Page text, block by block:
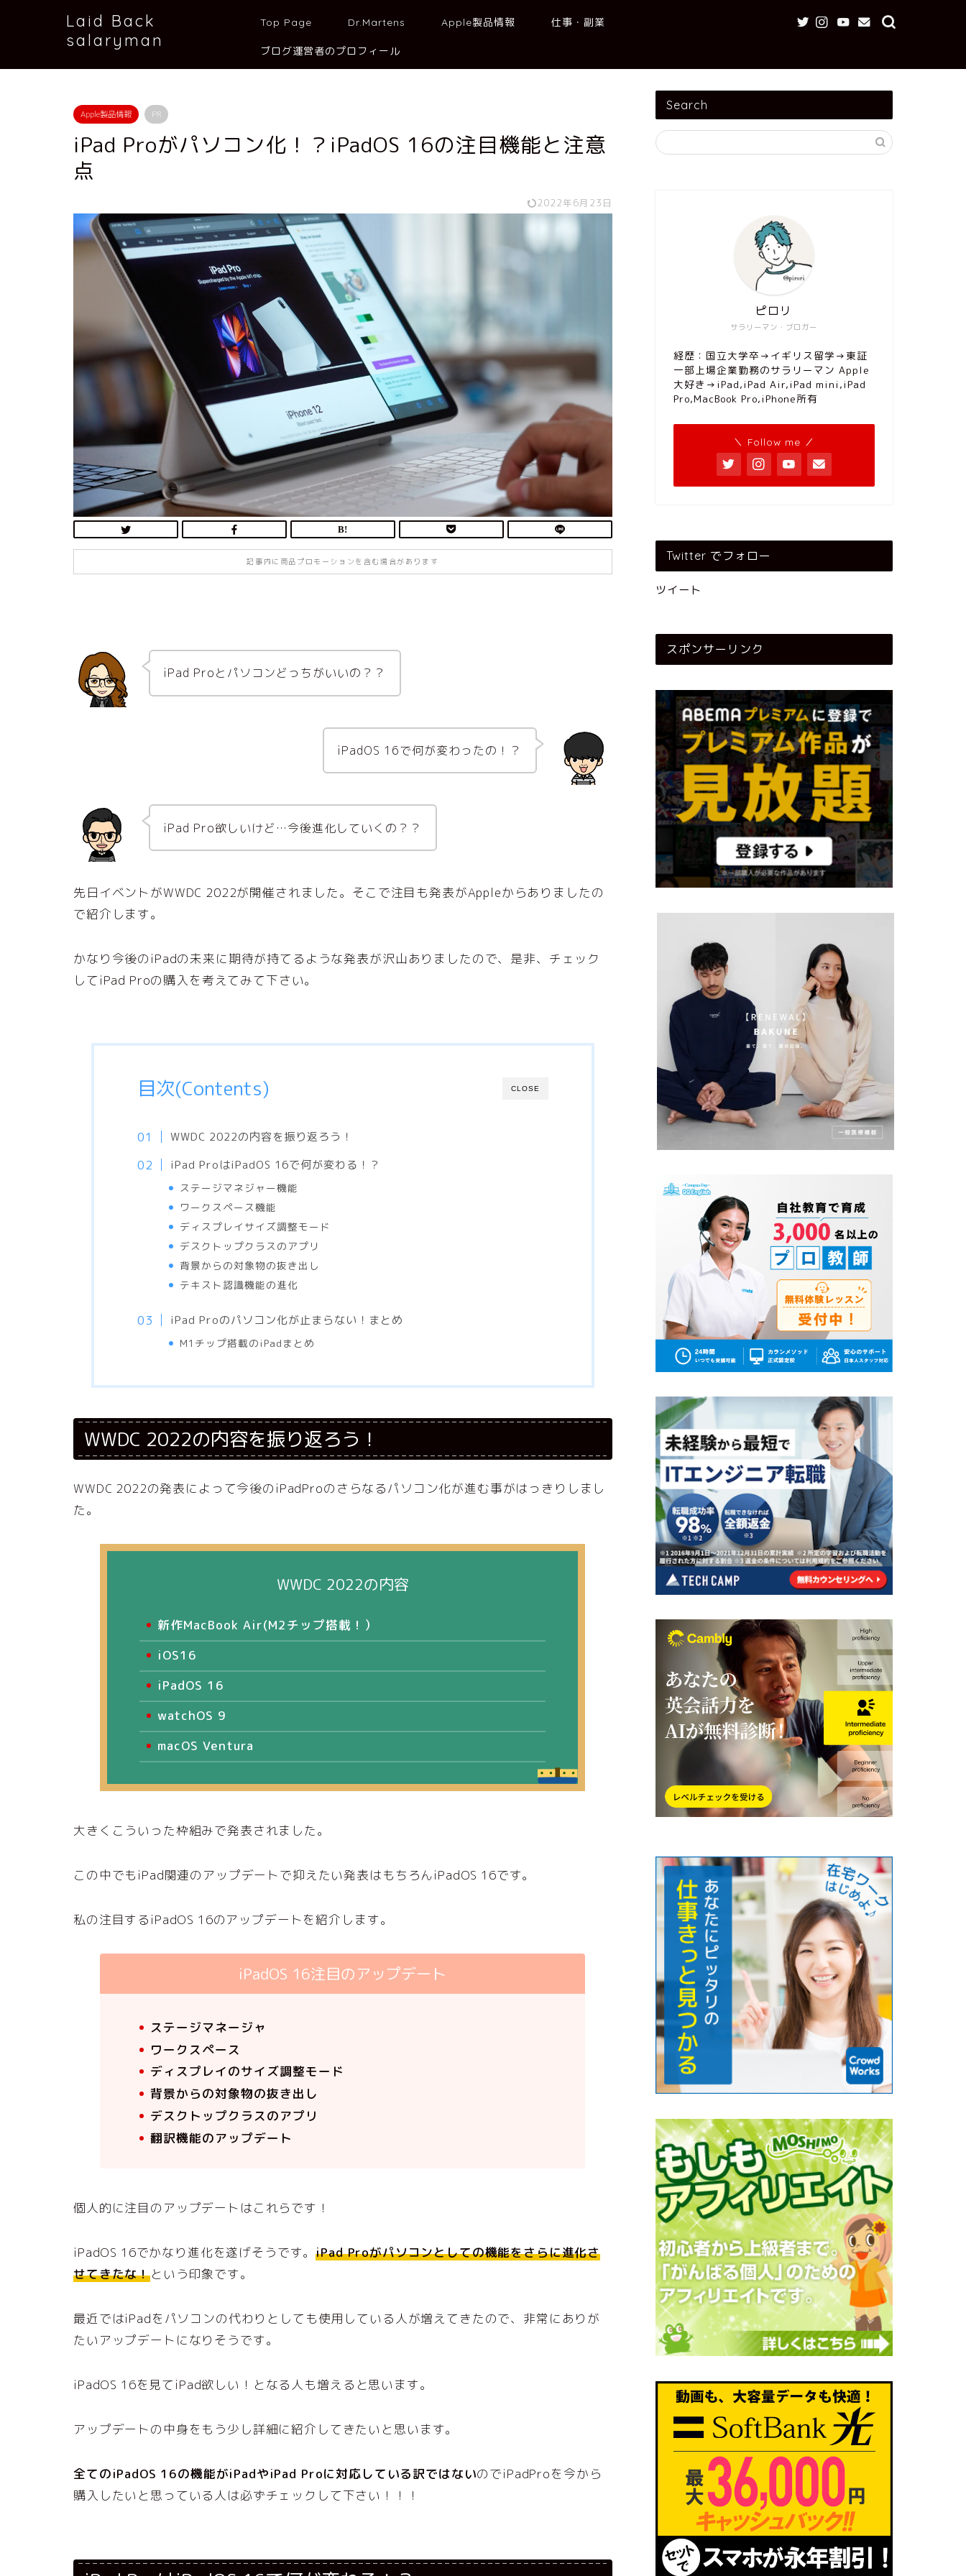
Laid Back
salaryman
Top Page Dr.Martens Apple製品情報 仕事・副業
ブログ運営者のプロフィール
Apple製品情報 PR
iPad Proがパソコン化！？iPadOS 16の注目機能と注意
点
2022年6月23日
記事内に商品プロモーションを含む場合があります
iPad Proとパソコンどっちがいいの？？
iPadOS 16で何が変わったの！？
iPad Pro欲しいけど…今後進化していくの？？
先日イベントがWWDC 2022が開催されました。そこで注目も発表がAppleからありましたの
で紹介します。
かなり今後のiPadの未来に期待が持てるような発表が沢山ありましたので、是非、チェック
してiPad Proの購入を考えてみて下さい。
CLOSE
目次(Contents)
WWDC 2022の内容を振り返ろう！
iPad ProはiPadOS 16で何が変わる！？
ステージマネジャー機能
ワークスペース機能
ディスプレイサイズ調整モード
デスクトップクラスのアプリ
背景からの対象物の抜き出し
テキスト認識機能の進化
iPad Proのパソコン化が止まらない！まとめ
M1チップ搭載のiPadまとめ
WWDC 2022の内容を振り返ろう！
WWDC 2022の発表によって今後のiPadProのさらなるパソコン化が進む事がはっきりしまし
た。
WWDC 2022の内容
新作MacBook Air(M2チップ搭載！）
iOS16
iPadOS 16
watchOS 9
macOS Ventura
大きくこういった枠組みで発表されました。
この中でもiPad関連のアップデートで抑えたい発表はもちろんiPadOS 16です。
私の注目するiPadOS 16のアップデートを紹介します。
iPadOS 16注目のアップデート
ステージマネージャ
ワークスペース
ディスプレイのサイズ調整モード
背景からの対象物の抜き出し
デスクトップクラスのアプリ
翻訳機能のアップデート
個人的に注目のアップデートはこれらです！
iPadOS 16でかなり進化を遂げそうです。iPad Proがパソコンとしての機能をさらに進化さ
せてきたな！という印象です。
最近ではiPadをパソコンの代わりとしても使用している人が増えてきたので、非常にありが
たいアップデートになりそうです。
iPadOS 16を見てiPad欲しい！となる人も増えると思います。
アップデートの中身をもう少し詳細に紹介してきたいと思います。
全てのiPadOS 16の機能がiPadやiPad Proに対応している訳ではないのでiPadProを今から
購入したいと思っている人は必ずチェックして下さい！！！
Search
サラリーマン・ブロガー
ピロリ
経歴：国立大学卒→イギリス留学→東証
一部上場企業勤務のサラリーマン Apple
大好き→iPad,iPad Air,iPad mini,iPad
Pro,MacBook Pro,iPhone所有
＼ Follow me ／
Twitter でフォロー
ツイート
スポンサーリンク